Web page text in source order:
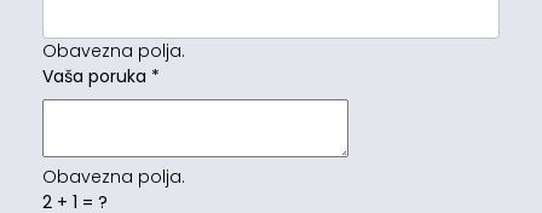
Obavezna polja.
Vaša poruka *
Obavezna polja.
2 + 1 = ?